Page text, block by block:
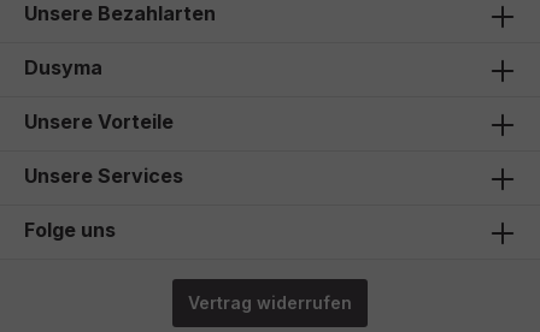
Unsere Bezahlarten
Dusyma
Unsere Vorteile
Unsere Services
Folge uns
Vertrag widerrufen